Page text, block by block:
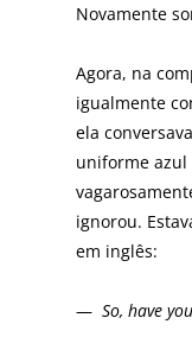
Novamente
Agora, na
igualmente
ela
uniforme azul
ignorou.
em inglês:
— So, have